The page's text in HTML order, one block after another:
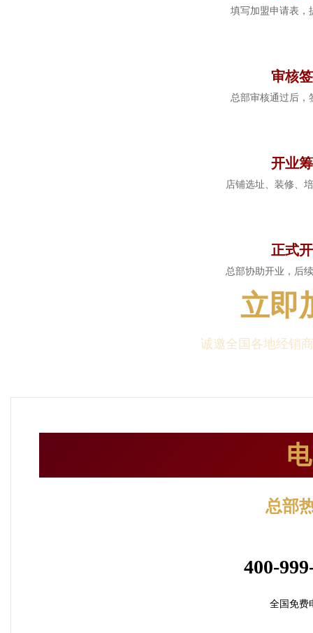
填写加盟申请表，
审核
总部审核通过后，
开业
店铺选址、装修、
正式
总部协助开业，后
立即
诚邀全国各地经销
电
总部
400-
全国免费